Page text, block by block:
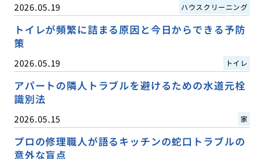
2026.05.19 ハウスクリーニング
トイレが頻繁に詰まる原因と今日からできる予防
策
2026.05.19 トイレ
アパートの隣人トラブルを避けるための水道元栓
識別法
2026.05.15 家
プロの修理職人が語るキッチンの蛇口トラブルの
意外な盲点